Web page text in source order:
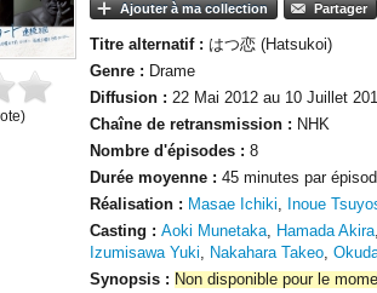
Ajouter à ma collection Partager
Titre alternatif : はつ恋 (Hatsukoi)
Genre : Drame
Diffusion : 22 Mai 2012 au 10 Juillet
Chaîne de retransmission : NHK
Nombre d'épisodes : 8
Durée moyenne : 45 minutes par
Réalisation : Masae Ichiki,
Inoue
Casting : Aoki Munetaka, Hamada Akira
Izumisawa Yuki, Nakahara Takeo,
Synopsis : Non disponible pour le